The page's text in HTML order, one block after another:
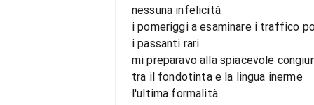
nessuna infelicità
i pomeriggi a esaminare i traffico
i passanti rari
mi preparavo alla spiacevole
tra il fondotinta e la lingua inerme
l'ultima formalità